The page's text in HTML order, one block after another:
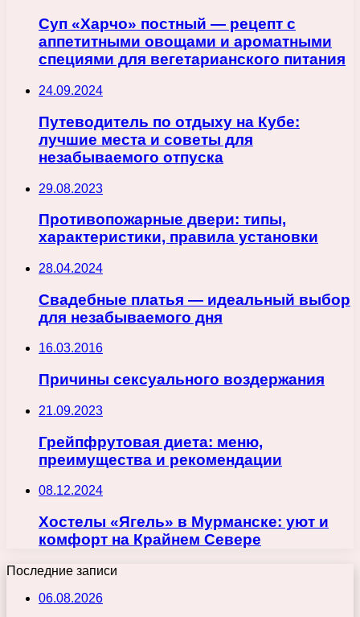
Суп «Харчо» постный — рецепт с
аппетитными овощами и ароматными
специями для вегетарианского питания
24.09.2024
Путеводитель по отдыху на Кубе:
лучшие места и советы для
незабываемого отпуска
29.08.2023
Противопожарные двери: типы,
характеристики, правила установки
28.04.2024
Свадебные платья — идеальный выбор
для незабываемого дня
16.03.2016
Причины сексуального воздержания
21.09.2023
Грейпфрутовая диета: меню,
преимущества и рекомендации
08.12.2024
Хостелы «Ягель» в Мурманске: уют и
комфорт на Крайнем Севере
Последние записи
06.08.2026